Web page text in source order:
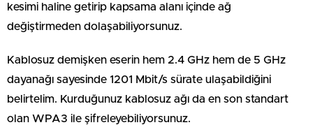
kesimi haline getirip kapsama alanı içinde ağ
değiştirmeden dolaşabiliyorsunuz.
Kablosuz demişken eserin hem 2.4 GHz hem de 5 GHz
dayanağı sayesinde 1201 Mbit/s sürate ulaşabildiğini
belirtelim. Kurduğunuz kablosuz ağı da en son standart
olan WPA3 ile şifreleyebiliyorsunuz.